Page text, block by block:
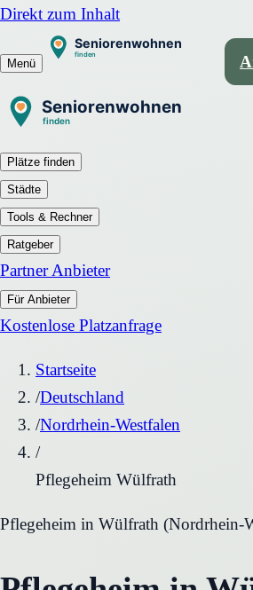
Direkt zum Inhalt
Menü
Plätze finden
Städte
Tools & Rechner
Ratgeber
Partner Anbieter
Für Anbieter
Kostenlose Platzanfrage
Startseite
/Deutschland
/Nordrhein-Westfalen
/
Pflegeheim Wülfrath
Pflegeheim in Wülfrath (Nordrhein-